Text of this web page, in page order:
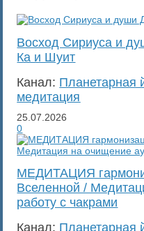
Восход Сириуса и
Ка и Шуит
Канал: Планетарная
медитация
25.07.2026
0
МЕДИТАЦИЯ
Вселенной /
работу с чакрами
Канал: Планетарная